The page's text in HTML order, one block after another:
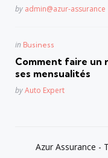
Posted
by admin@azur-assurance
Posted
in Business
Comment faire un
ses mensualités
Posted
byAuto Expert
Azur Assurance -